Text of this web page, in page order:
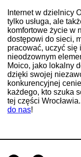
Internet w dzielnicy
tylko usługa, ale
komfortowe życie w
dostępowi do sieci,
pracować, uczyć się
nieodzownym
Moico, jako lokalny
dzięki swojej
konkurencyjnej
każdego, kto szuka
tej części
do nas!